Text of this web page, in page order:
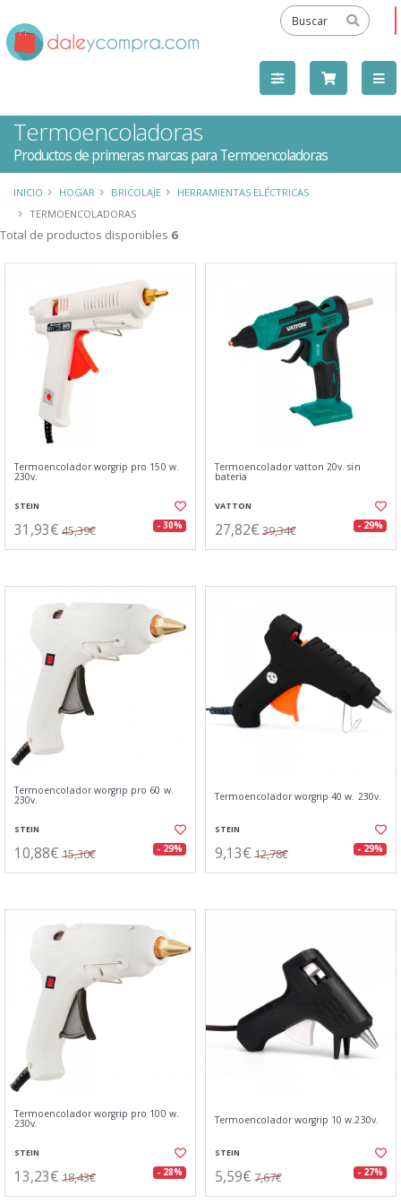
Termoencoladoras
Productos de primeras marcas para Termoencoladoras
INICIO HOGAR BRICOLAJE
HERRAMIENTAS ELÉCTRICAS
TERMOENCOLADORAS
Total de productos disponibles 6
Termoencolador worgrip pro 150 w.
230v.
STEIN
31,93€ 45,39€ - 30%
Termoencolador vatton 20v. sin
bateria
VATTON
27,82€ 39,34€ - 29%
Termoencolador worgrip pro 60 w.
230v.
STEIN
10,88€ 15,30€ - 29%
Termoencolador worgrip 40 w. 230v.
STEIN
9,13€ 12,78€ - 29%
Termoencolador worgrip pro 100 w.
230v.
STEIN
13,23€ 18,43€ - 28%
Termoencolador worgrip 10 w.230v.
STEIN
5,59€ 7,67€ - 27%